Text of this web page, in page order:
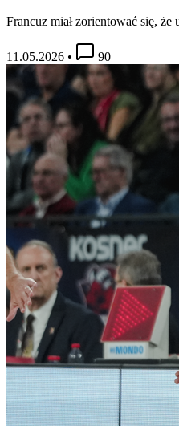
Francuz miał zorientować się, że
11.05.2026 • 90